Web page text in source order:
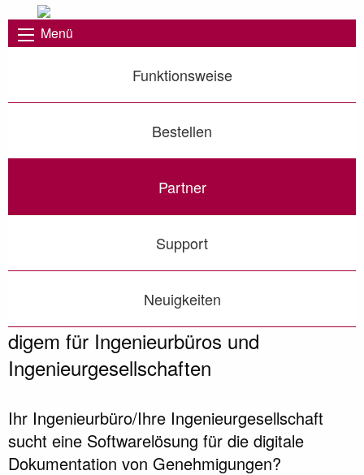
Menü
Funktionsweise
Bestellen
Partner
Support
Neuigkeiten
digem für Ingenieurbüros und
Ingenieurgesellschaften
Ihr Ingenieurbüro/Ihre Ingenieurgesellschaft
sucht eine Softwarelösung für die digitale
Dokumentation von Genehmigungen?